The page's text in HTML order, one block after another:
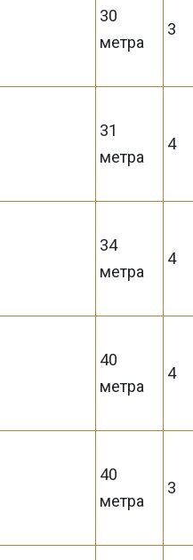
30
метра
3
31
метра
4
34
метра
4
40
метра
4
40
метра
3